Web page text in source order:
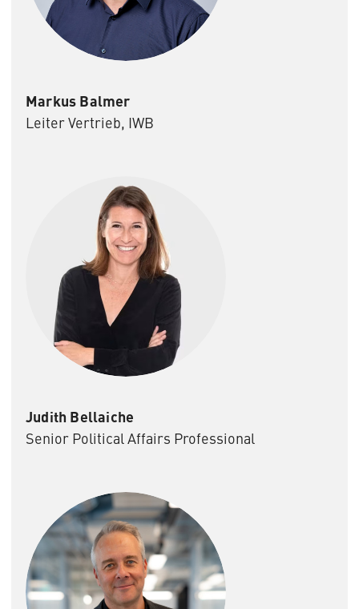
Markus Balmer
Leiter Vertrieb, IWB
Judith Bellaiche
Senior Political Affairs Professional